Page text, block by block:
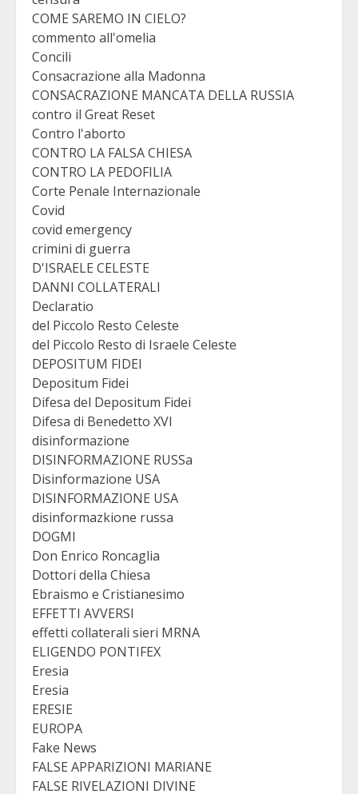
COME SAREMO IN CIELO?
commento all'omelia
Concili
Consacrazione alla Madonna
CONSACRAZIONE MANCATA DELLA RUSSIA
contro il Great Reset
Contro l'aborto
CONTRO LA FALSA CHIESA
CONTRO LA PEDOFILIA
Corte Penale Internazionale
Covid
covid emergency
crimini di guerra
D'ISRAELE CELESTE
DANNI COLLATERALI
Declaratio
del Piccolo Resto Celeste
del Piccolo Resto di Israele Celeste
DEPOSITUM FIDEI
Depositum Fidei
Difesa del Depositum Fidei
Difesa di Benedetto XVI
disinformazione
DISINFORMAZIONE RUSSa
Disinformazione USA
DISINFORMAZIONE USA
disinformazkione russa
DOGMI
Don Enrico Roncaglia
Dottori della Chiesa
Ebraismo e Cristianesimo
EFFETTI AVVERSI
effetti collaterali sieri MRNA
ELIGENDO PONTIFEX
Eresia
Eresia
ERESIE
EUROPA
Fake News
FALSE APPARIZIONI MARIANE
FALSE RIVELAZIONI DIVINE